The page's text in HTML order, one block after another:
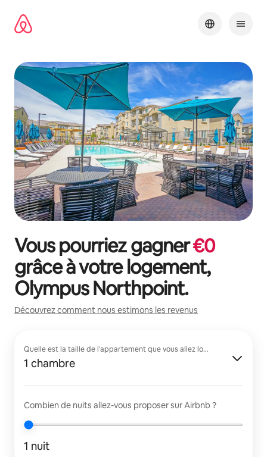
directement
Vous pourriez gagner€0
grâce à votre logement,
Olympus Northpoint.
Découvrez comment nous estimons les revenus
Quelle est la taille de l'appartement que vous allez louer ?
1 chambre
Combien de nuits allez-vous proposer sur Airbnb ?
1 nuit